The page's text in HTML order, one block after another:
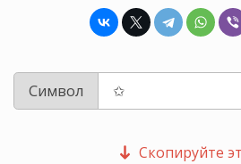
Символ
Скопируйте